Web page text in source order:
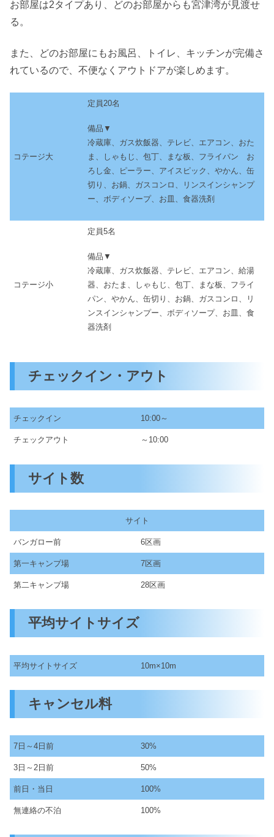
お部屋は2タイプあり、どのお部屋からも宮津湾が見渡せ
る。
また、どのお部屋にもお風呂、トイレ、キッチンが完備さ
れているので、不便なくアウトドアが楽しめます。
コテージ大
定員20名
備品▼
冷蔵庫、ガス炊飯器、テレビ、エアコン、おた
ま、しゃもじ、包丁、まな板、フライパン お
ろし金、ピーラー、アイスピック、やかん、缶
切り、お鍋、ガスコンロ、リンスインシャンプ
ー、ボディソープ、お皿、食器洗剤
コテージ小
定員5名
備品▼
冷蔵庫、ガス炊飯器、テレビ、エアコン、給湯
器、おたま、しゃもじ、包丁、まな板、フライ
パン、やかん、缶切り、お鍋、ガスコンロ、リ
ンスインシャンプー、ボディソープ、お皿、食
器洗剤
チェックイン・アウト
チェックイン 10:00～
チェックアウト ～10:00
サイト数
サイト
バンガロー前 6区画
第一キャンプ場 7区画
第二キャンプ場 28区画
平均サイトサイズ
平均サイトサイズ 10m×10m
キャンセル料
7日～4日前 30%
3日～2日前 50%
前日・当日 100%
無連絡の不泊 100%